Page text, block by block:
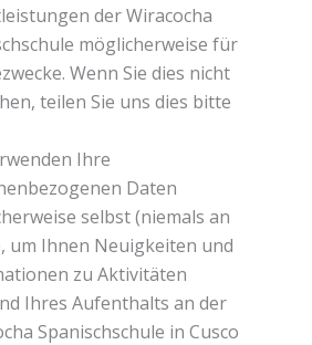
der Wiracocha
möglicherweise für
Wenn Sie dies nicht
teilen Sie uns dies bitte
Ihre
Daten
selbst (niemals an
um Ihnen Neuigkeiten und
zu Aktivitäten
Ihres Aufenthalts an der
Spanischschule in Cusco